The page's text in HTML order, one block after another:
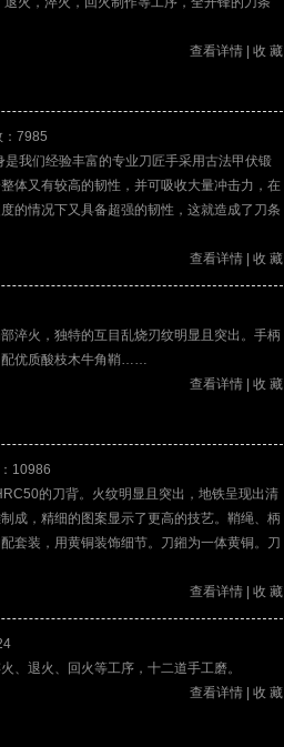
查看详情
收 藏
：7985
我们经验丰富的专业刀匠手采用古法甲伏锻
体又有较高的韧性，并可吸收大量冲击力，在
的情况下又具备超强的韧性，这就造成了刀条
查看详情
收 藏
淬火，独特的互目乱烧刃纹明显且突出。手柄
配优质酸枝木牛角鞘……
查看详情
收 藏
10986
的刀背。火纹明显且突出，地铁呈现出清
成，精细的图案显示了更高的技艺。鞘绳、柄
套装，用黄铜装饰细节。刀鎺为一体黄铜。刀
查看详情
收 藏
、退火、回火等工序，十二道手工磨。
查看详情
收 藏